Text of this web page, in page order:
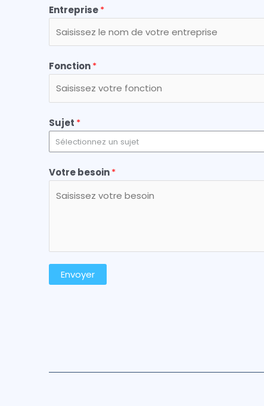
Entreprise*
Fonction*
Sujet *
Sélectionnez un sujet
Votre besoin*
Envoyer